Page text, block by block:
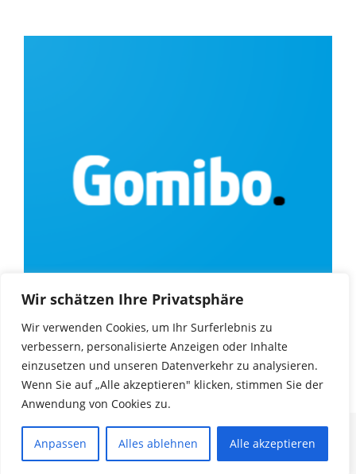
Wir schätzen Ihre Privatsphäre
Wir verwenden Cookies, um Ihr Surferlebnis zu
verbessern, personalisierte Anzeigen oder Inhalte
einzusetzen und unseren Datenverkehr zu analysieren.
Wenn Sie auf „Alle akzeptieren" klicken, stimmen Sie der
Anwendung von Cookies zu.
Anpassen Alles ablehnen Alle akzeptieren
vorbehalten. Unos Magazine Black | Developed
By WpHoot. Powered by
WordPress.